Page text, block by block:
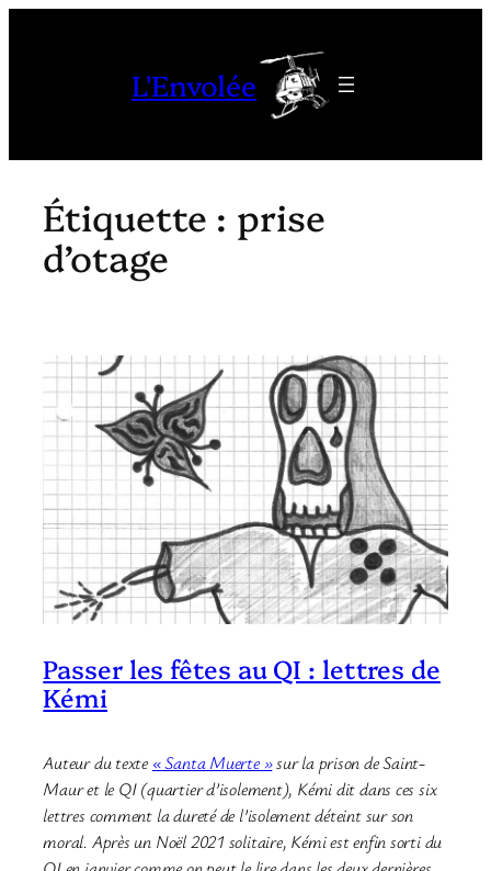
L'Envolée
Étiquette : prise
d’otage
Passer les fêtes au QI : lettres de
Kémi
Auteur du texte« Santa Muerte »sur la prison de Saint-
Maur et le QI (quartier d’isolement), Kémi dit dans ces six
lettres comment la dureté de l’isolement déteint sur son
moral. Après un Noël 2021 solitaire, Kémi est enfin sorti du